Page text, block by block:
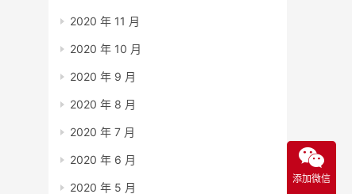
2020 年 11 月
2020 年 10 月
2020 年 9 月
2020 年 8 月
2020 年 7 月
2020 年 6 月
2020 年 5 月
添加微信